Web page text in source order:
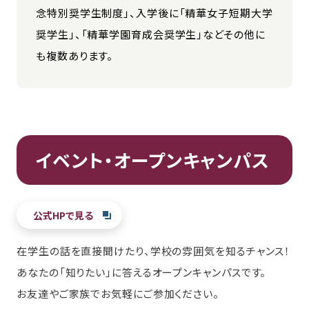
念特別奨学生制度」、入学後に「精華女子短期大学
奨学生」、「精華学園育成会奨学生」などその他に
も複数あります。
イベント・オープンキャンパス
公式HPで見る
在学生の話を直接聞けたり、学校の雰囲気を知るチャンス！
あなたの「知りたい」に答えるオープンキャンパスです。
お友達やご家族でお気軽にご参加ください。